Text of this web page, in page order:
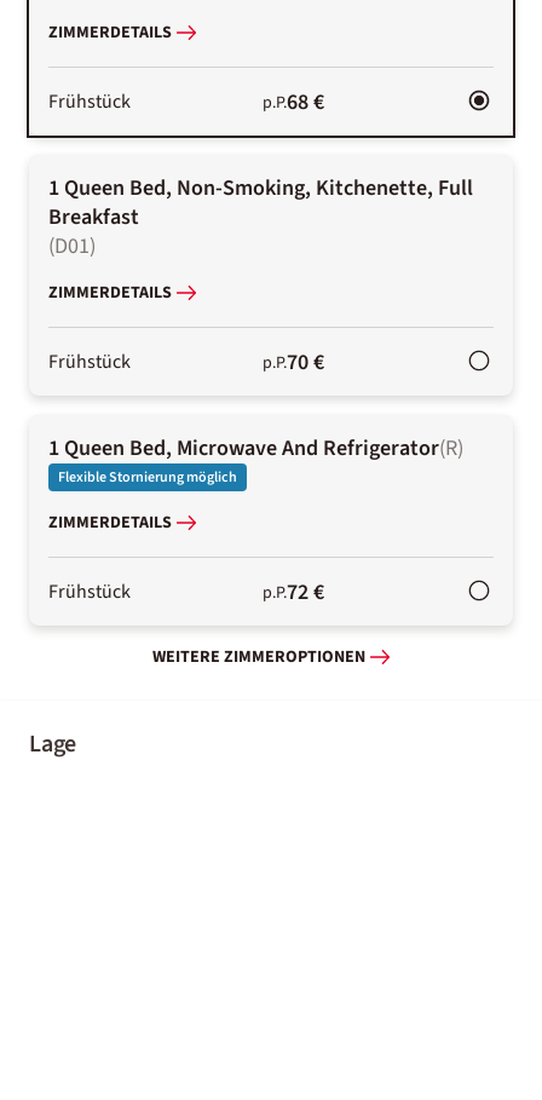
ZIMMERDETAILS
Frühstück p.P.68 €
1 Queen Bed, Non-Smoking, Kitchenette, Full
Breakfast
(D01)
ZIMMERDETAILS
Frühstück p.P.70 €
1 Queen Bed, Microwave And Refrigerator(R)
Flexible Stornierung möglich
ZIMMERDETAILS
Frühstück p.P.72 €
WEITERE ZIMMEROPTIONEN
Lage